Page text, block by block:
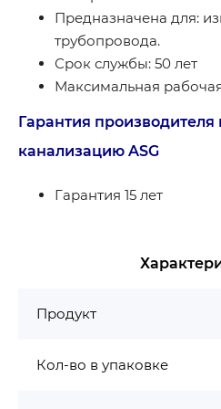
Предназначена для:
трубопровода.
Срок службы: 50 лет
Максимальная
Гарантия
канализацию ASG
Гарантия 15 лет
Продукт
Кол-во в упаковке